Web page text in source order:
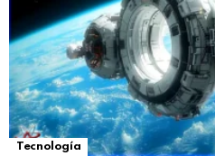
Tecnología